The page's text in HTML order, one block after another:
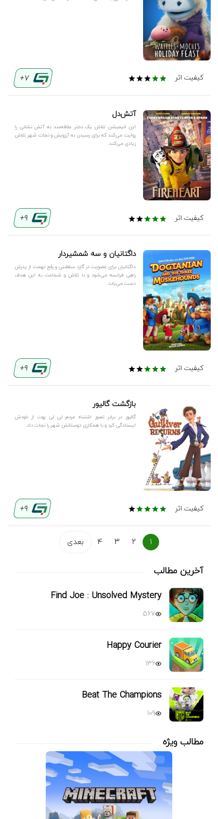
آخرین مطالب
Find Joe : Unsolved Mystery
567
Happy Courier
136
Beat The Champions
109
مطالب ویژه
کیفیت اثر 7+
آتش‌دل
این انیمیشن تلاش یک دختر علاقه‌مند به آتش نشانی را
روایت می‌کند که برای رسیدن به آرزویش و نجات شهر تلاش
زیادی می‌کند.
کیفیت اثر 9+
داگتانیان و سه شمشیردار
داگتانیان برای عضویت در گارد سلطنتی و رفع تهمت از پدرش
راهی فرانسه می‌شود و با تلاش و شجاعت به این هدف
دست می‌یابد.
کیفیت اثر 9+
بازگشت گالیور
گالیور در برابر تصور اشتباه مردم لی لی پوت از خودش
ایستادگی کرد و با همکاری دوستانش شهر را نجات داد.
کیفیت اثر 9+
1
2
3
4 بعدی